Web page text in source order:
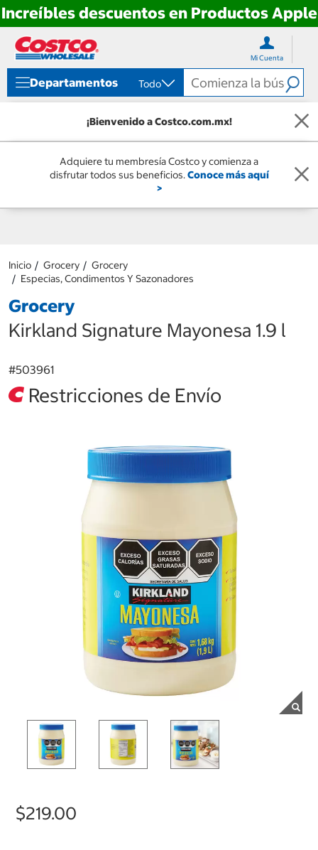
Increíbles descuentos en Productos Apple
directo
contenido
directo
menú
navegación
Mi Cuenta
Departamentos Todo
¡Bienvenido a Costco.com.mx!
Adquiere tu membresía Costco y comienza a
disfrutar todos sus beneficios.Conoce más aquí
>
Inicio Grocery
Grocery
Especias, Condimentos Y Sazonadores
Grocery
Kirkland Signature Mayonesa 1.9 l
#503961
Restricciones de Envío
$219.00